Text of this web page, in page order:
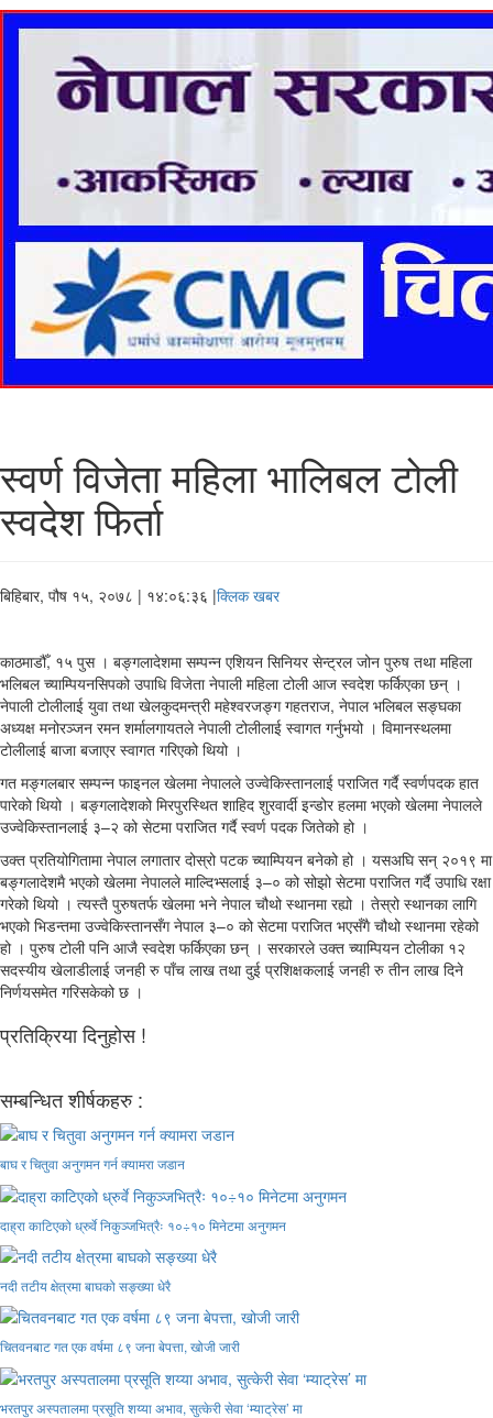
स्वर्ण विजेता महिला भालिबल टोली
स्वदेश फिर्ता
बिहिबार, पौष १५, २०७८ | १४:०६:३६ |क्लिक खबर
काठमाडौँ, १५ पुस । बङ्गलादेशमा सम्पन्न एशियन सिनियर सेन्ट्रल जोन पुरुष तथा महिला
भलिबल च्याम्पियनसिपको उपाधि विजेता नेपाली महिला टोली आज स्वदेश फर्किएका छन् ।
नेपाली टोलीलाई युवा तथा खेलकुदमन्त्री महेश्वरजङ्ग गहतराज, नेपाल भलिबल सङ्घका
अध्यक्ष मनोरञ्जन रमन शर्मालगायतले नेपाली टोलीलाई स्वागत गर्नुभयो । विमानस्थलमा
टोलीलाई बाजा बजाएर स्वागत गरिएको थियो ।
गत मङ्गलबार सम्पन्न फाइनल खेलमा नेपालले उज्वेकिस्तानलाई पराजित गर्दै स्वर्णपदक हात
पारेको थियो । बङ्गलादेशको मिरपुरस्थित शाहिद शुरवार्दी इन्डोर हलमा भएको खेलमा नेपालले
उज्वेकिस्तानलाई ३–२ को सेटमा पराजित गर्दै स्वर्ण पदक जितेको हो ।
उक्त प्रतियोगितामा नेपाल लगातार दोस्रो पटक च्याम्पियन बनेको हो । यसअघि सन् २०१९ मा
बङ्गलादेशमै भएको खेलमा नेपालले माल्दिभ्सलाई ३–० को सोझो सेटमा पराजित गर्दै उपाधि रक्षा
गरेको थियो । त्यस्तै पुरुषतर्फ खेलमा भने नेपाल चौथो स्थानमा रह्यो । तेस्रो स्थानका लागि
भएको भिडन्तमा उज्वेकिस्तानसँग नेपाल ३–० को सेटमा पराजित भएसँगै चौथो स्थानमा रहेको
हो । पुरुष टोली पनि आजै स्वदेश फर्किएका छन् । सरकारले उक्त च्याम्पियन टोलीका १२
सदस्यीय खेलाडीलाई जनही रु पाँच लाख तथा दुई प्रशिक्षकलाई जनही रु तीन लाख दिने
निर्णयसमेत गरिसकेको छ ।
प्रतिक्रिया दिनुहोस !
सम्बन्धित शीर्षकहरु :
बाघ र चितुवा अनुगमन गर्न क्यामरा जडान
दाह्रा काटिएको ध्रुर्वे निकुञ्जभित्रैः १०÷१० मिनेटमा अनुगमन
नदी तटीय क्षेत्रमा बाघको सङ्ख्या धेरै
चितवनबाट गत एक वर्षमा ८९ जना बेपत्ता, खोजी जारी
भरतपुर अस्पतालमा प्रसूति शय्या अभाव, सुत्केरी सेवा ‘म्याट्रेस’ मा